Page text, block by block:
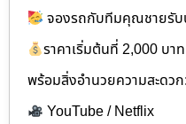
จองรถกับทีมคุณชายรับ
ราคาเริ่มต้นที่ 2,000 บา
พร้อมสิ่งอำนวยความสะดวก:
YouTube / Netflix